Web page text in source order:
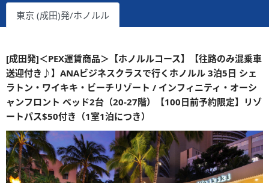
東京 (成田)発/ホノルル
[成田発]＜PEX運賃商品＞【ホノルルコース】【往路のみ混乗車
送迎付き♪】ANAビジネスクラスで行くホノルル 3泊5日 シェ
ラトン・ワイキキ・ビーチリゾート / インフィニティ・オーシ
ャンフロント ベッド2台（20-27階）【100日前予約限定】リゾ
ートパス$50付き（1室1泊につき）